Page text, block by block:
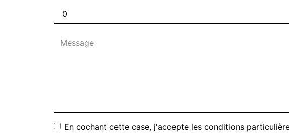
En cochant cette case, j'accepte les conditions